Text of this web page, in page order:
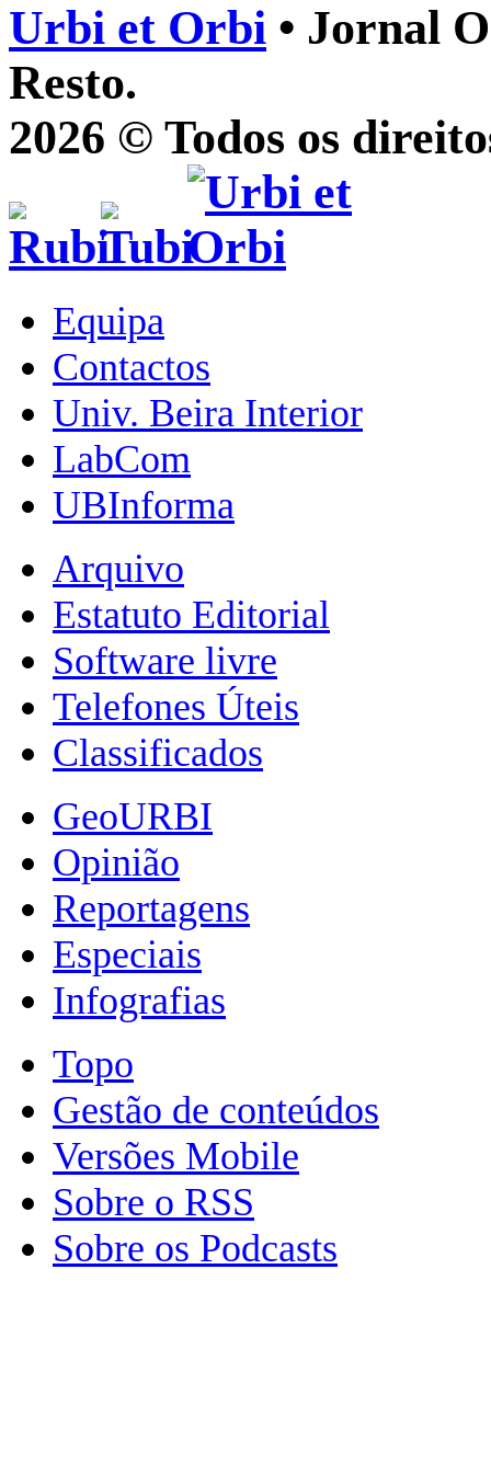
Urbi et Orbi • Jornal
Resto.
2026 © Todos os
Equipa
Contactos
Univ. Beira Interior
LabCom
UBInforma
Arquivo
Estatuto Editorial
Software livre
Telefones Úteis
Classificados
GeoURBI
Opinião
Reportagens
Especiais
Infografias
Topo
Gestão de conteúdos
Versões Mobile
Sobre o RSS
Sobre os Podcasts